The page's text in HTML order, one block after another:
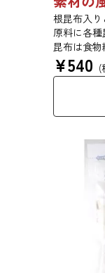
根昆布入
原料に各種
昆布は食
ます。薄
い物、う
す。お口
布入りと
¥540 (